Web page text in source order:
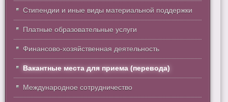
Стипендии и иные виды материальной поддержки
Платные образовательные услуги
Финансово-хозяйственная деятельность
Вакантные места для приема (перевода)
Международное сотрудничество